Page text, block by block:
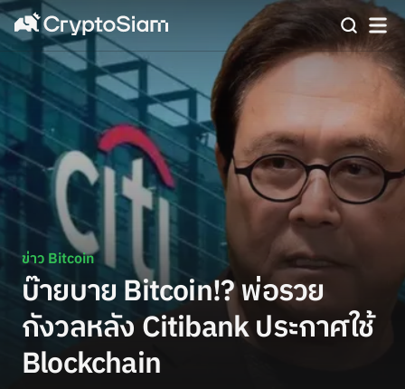
ข่าว Bitcoin
บ๊ายบาย Bitcoin!? พ่อรวย
กังวลหลัง Citibank ประกาศใช้
Blockchain